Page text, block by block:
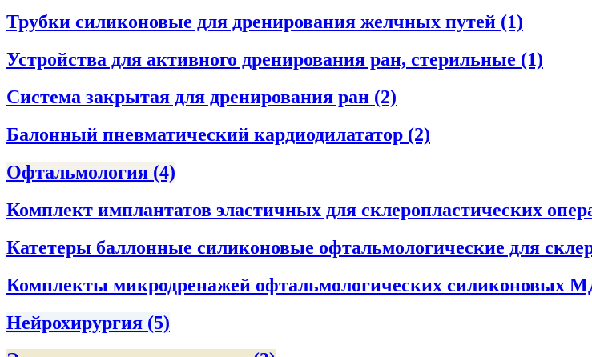
Трубки силиконовые для дренирования желчных путей (1)
Устройства для активного дренирования ран, стерильные (1)
Система закрытая для дренирования ран (2)
Балонный пневматический кардиодилататор (2)
Офтальмология (4)
Комплект имплантатов эластичных для склеропластических
Катетеры баллонные силиконовые офтальмологические для
Комплекты микродренажей офтальмологических силиконовых
Нейрохирургия (5)